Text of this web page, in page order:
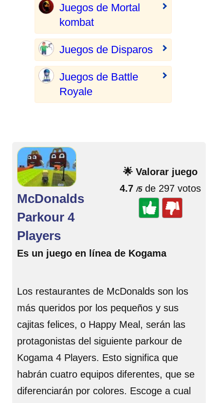
Juegos de Mortal
kombat
Juegos de Disparos
Juegos de Battle
Royale
🌟 Valorar juego
4.7 /5de 297 votos
McDonalds
Parkour 4
Players
Es un juego en línea de Kogama
Los restaurantes de McDonalds son los
más queridos por los pequeños y sus
cajitas felices, o Happy Meal, serán las
protagonistas del siguiente parkour de
Kogama 4 Players. Esto significa que
habrán cuatro equipos diferentes, que se
diferenciarán por colores. Escoge a cual